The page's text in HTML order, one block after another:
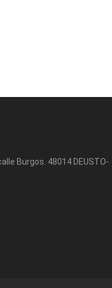
Burgos. 48014 DEUSTO-